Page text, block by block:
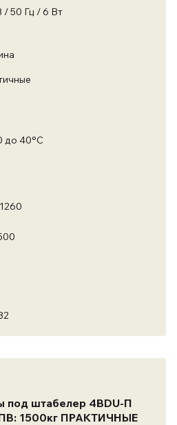
/ 50 Гц / 6 Вт
до 40°С
под штабелер 4BDU-П
1500кг ПРАКТИЧНЫЕ